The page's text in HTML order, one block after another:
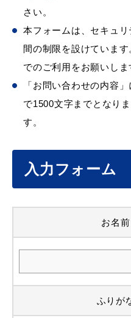
さい。
本フォームは、セキュ
間の制限を設けていま
でのご利用をお願いしま
「お問い合わせの内容
で1500文字までとなり
す。
入力フォーム
お名前
ふりが